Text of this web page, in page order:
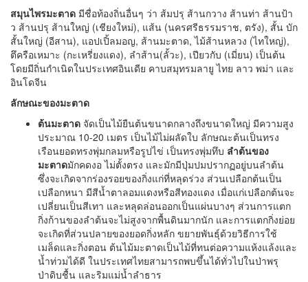
สมุนไพรมะตาด มีชื่อท้องถิ่นอื่นๆ ว่า ส้มปรุ ส้านกวาง ส้านท่า ส้านป้า
ว ส้านปรุ ส้านใหญ่ (เชียงใหม่), แส้น (นครศรีธรรมราช, ตรัง), สั้น บัก
สั้นใหญ่ (อีสาน), แอปเปิ้ลมอญ, ส้านมะตาด, ไม้ส้านหลวง (ไทใหญ่),
ตึครือเหมาะ (กะเหรี่ยงแดง), ลำส้าน(ลั้วะ), เปียวกับ (เมี่ยน) เป็นต้น
โดยมีถิ่นกำเนิดในประเทศอินเดีย คาบสมุทรมลายู ไทย ลาว พม่า และ
อินโดจีน
ลักษณะของมะตาด
ต้นมะตาด จัดเป็นไม้ยืนต้นขนาดกลางถึงขนาดใหญ่ มีความสูง
ประมาณ 10-20 เมตร เป็นไม้ไม่ผลัดใบ ลักษณะต้นเป็นทรง
เรือนยอดทรงพุ่มกลมหรือรูปไข่ เป็นทรงพุ่มทึบ ลำต้นของ
มะตาดมักคดงอ ไม่ตั้งตรง และมักมีปุ่มปมปรากฏอยู่บนลำต้น
ซึ่งจะเกิดจากร่องรอยของกิ่งแก่ที่หลุดร่วง ส่วนเปลือกต้นเป็น
เปลือกหนา มีสีน้ำตาลอมแดงหรือสีทองแดง เมื่อแก่เปลือกต้นจะ
เปลี่ยนเป็นสีเทา และหลุดล่อนออกเป็นแผ่นบางๆ ส่วนการแตก
กิ่งก้านของลำต้นจะไม่สูงจากพื้นดินมากนัก และการแตกกิ่งย่อย
จะเกิดที่ส่วนปลายของยอดกิ่งหลัก ขยายพันธุ์ด้วยวิธีการใช้
เมล็ดและกิ่งตอน ต้นไม้มะตาดเป็นไม้ที่ทนต่อความแห้งแล้งและ
น้ำท่วมได้ดี ในประเทศไทยสามารถพบขึ้นได้ทั่วไปในป่าพรุ
ป่าดิบชื้น และริมแม่น้ำลำธาร